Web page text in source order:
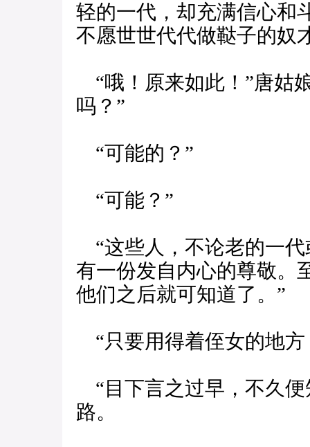
轻的一代，却充满信心和
不愿世世代代做鞑子的奴
“哦！原来如此！”唐姑
吗？”
“可能的？”
“可能？”
“这些人，不论老的一
有一份发自内心的尊敬。
他们之后就可知道了。”
“只要用得着侄女的地方
“目下言之过早，不久便
路。